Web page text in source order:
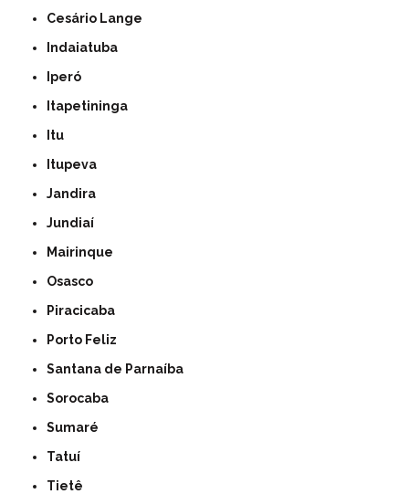
Cesário Lange
Indaiatuba
Iperó
Itapetininga
Itu
Itupeva
Jandira
Jundiaí
Mairinque
Osasco
Piracicaba
Porto Feliz
Santana de Parnaíba
Sorocaba
Sumaré
Tatuí
Tietê